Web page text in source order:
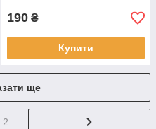
190 ₴
Купити
ще
2